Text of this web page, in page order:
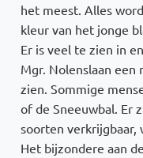
het meest. Alles
kleur van het jonge
Er is veel te zien in
Mgr. Nolenslaan een
zien. Sommige
of de Sneeuwbal. Er
soorten verkrijgbaar,
Het bijzondere aan